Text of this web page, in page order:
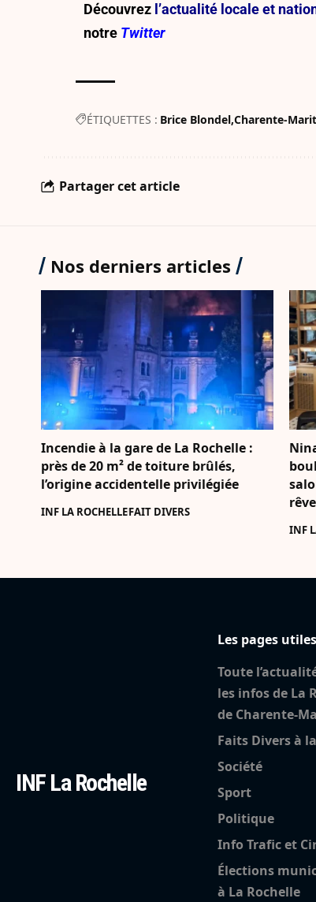
Découvrez l’actualité locale et
notre Twitter
ÉTIQUETTES : Brice Blondel Charente-
Partager cet article
Nos derniers articles
Incendie à la gare de La Rochelle :
près de 20 m² de toiture brûlés,
l’origine accidentelle privilégiée
INF LA ROCHELLEFAIT DIVERS
INF
INF La Rochelle
Les pages utiles
Toute
les infos de La
de Charente-
Faits Divers à
Société
Sport
Politique
Info Trafic et
Élections
à La Rochelle